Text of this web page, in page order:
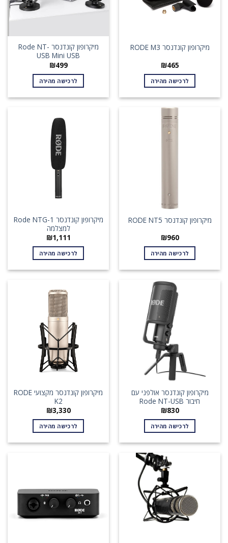
מיקרופון קונדנסר RODE M3
₪465
לרכישה מהירה
מיקרופון קונדנסר Rode NT-
USB Mini USB
₪499
לרכישה מהירה
מיקרופון קונדנסר RODE NT5
₪960
לרכישה מהירה
מיקרופון קונדנסר Rode NTG-1
למצלמה
₪1,111
לרכישה מהירה
מיקרופון קונדנסר אולפני עם
חיבור Rode NT-USB
₪830
לרכישה מהירה
מיקרופון קונדנסר מקצועי RODE
K2
₪3,330
לרכישה מהירה